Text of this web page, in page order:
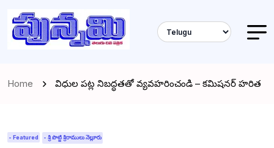
Home విధుల పట్ల నిబద్ధతతో వ్యవహరించండి – కమిషనర్ హరిత
- Featured - శ్రీ పొట్టి శ్రీరాములు నెల్లూరు